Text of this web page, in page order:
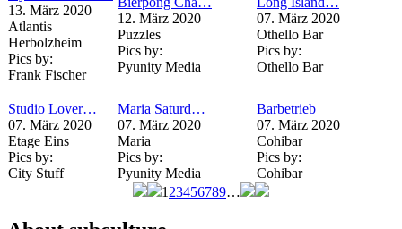
13. März 2020
Atlantis
Herbolzheim
Pics by:
Frank Fischer
12. März 2020
Puzzles
Pics by:
Pyunity Media
07. März 2020
Othello Bar
Pics by:
Othello Bar
Studio Lover…
07. März 2020
Etage Eins
Pics by:
City Stuff
Maria Saturd…
07. März 2020
Maria
Pics by:
Pyunity Media
Barbetrieb
07. März 2020
Cohibar
Pics by:
Cohibar
1 23456789…